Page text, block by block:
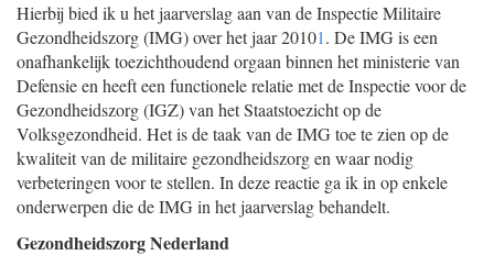
Hierbij bied ik u het jaarverslag aan van de Inspectie Militaire
Gezondheidszorg (IMG) over het jaar 20101. De IMG is een
onafhankelijk toezichthoudend orgaan binnen het ministerie van
Defensie en heeft een functionele relatie met de Inspectie voor de
Gezondheidszorg (IGZ) van het Staatstoezicht op de
Volksgezondheid. Het is de taak van de IMG toe te zien op de
kwaliteit van de militaire gezondheidszorg en waar nodig
verbeteringen voor te stellen. In deze reactie ga ik in op enkele
onderwerpen die de IMG in het jaarverslag behandelt.
Gezondheidszorg Nederland